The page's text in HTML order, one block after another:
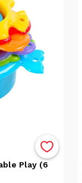
Avis
Pertinence
de Z à A
Prix:Play (6